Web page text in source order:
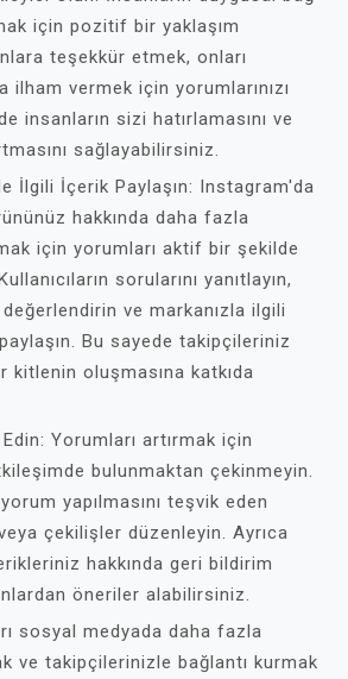
için pozitif bir yaklaşım
teşekkür etmek, onları
ilham vermek için yorumlarınızı
insanların sizi hatırlamasını ve
sağlayabilirsiniz.
İlgili İçerik Paylaşın: Instagram'da
hakkında daha fazla
için yorumları aktif bir şekilde
sorularını yanıtlayın,
ve markanızla ilgili
Bu sayede takipçileriniz
kitlenin oluşmasına katkıda
Yorumları artırmak için
bulunmaktan çekinmeyin.
yapılmasını teşvik eden
çekilişler düzenleyin. Ayrıca
hakkında geri bildirim
öneriler alabilirsiniz.
sosyal medyada daha fazla
ve takipçilerinizle bağlantı kurmak